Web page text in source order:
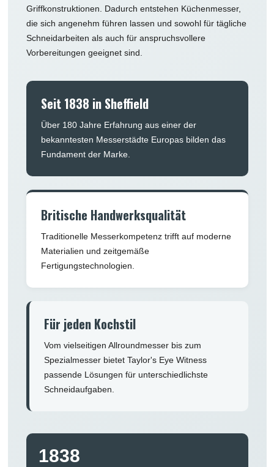
Griffkonstruktionen. Dadurch entstehen Küchenmesser,
die sich angenehm führen lassen und sowohl für tägliche
Schneidarbeiten als auch für anspruchsvollere
Vorbereitungen geeignet sind.
Seit 1838 in Sheffield
Über 180 Jahre Erfahrung aus einer der
bekanntesten Messerstädte Europas bilden das
Fundament der Marke.
Britische Handwerksqualität
Traditionelle Messerkompetenz trifft auf moderne
Materialien und zeitgemäße
Fertigungstechnologien.
Für jeden Kochstil
Vom vielseitigen Allroundmesser bis zum
Spezialmesser bietet Taylor's Eye Witness
passende Lösungen für unterschiedlichste
Schneidaufgaben.
1838